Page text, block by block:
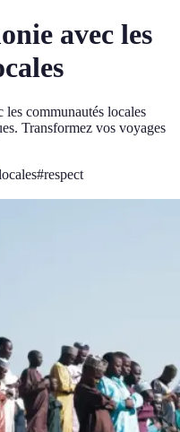
avec les
communautés locales
Transformez vos voyages
#respect